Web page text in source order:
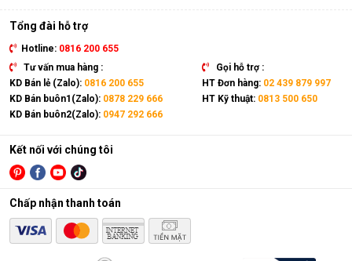
Harison hd 192b
Harison hd 192ps
Harison hd 720b
720
Harison hd 150dr
150
Harison hd 192dr
192
Harison hd 360dr
Harison hd 504b
Harison hd 504ps
Máy hút ẩm treo trần, có kiểu dáng lắp âm trần cố định,
không chiếm dụng mặt bằng của không gian hút ẩm.
Tổng đài hỗ trợ
Hotline: 0816 200 655
Tư vấn mua hàng :
KD Bán lẻ (Zalo): 0816 200 655
KD Bán buôn1(Zalo): 0878 229 666
KD Bán buôn2(Zalo): 0947 292 666
Gọi hỗ trợ :
HT Đơn hàng: 02 439 879 997
HT Kỹ thuật: 0813 500 650
Kết nối với chúng tôi
Chấp nhận thanh toán